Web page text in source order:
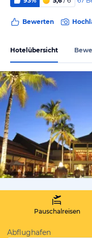
Bewerten
Hotelübersicht
Pauschalreisen
Abflughafen